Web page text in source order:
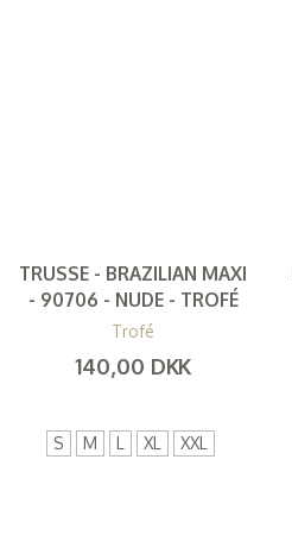
TRUSSE - BRAZILIAN MAXI
- 90706 - NUDE - TROFÉ
Trofé
140,00 DKK
S M L XL XXL